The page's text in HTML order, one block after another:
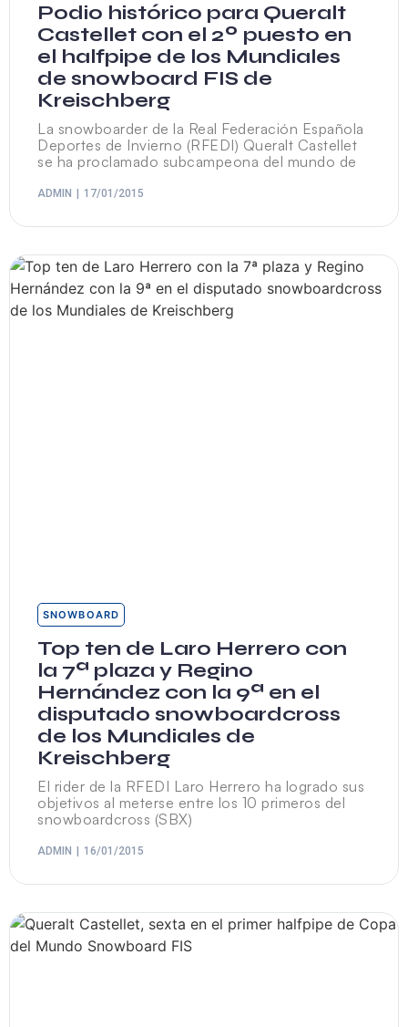
Podio histórico para Queralt
Castellet con el 2º puesto en
el halfpipe de los Mundiales
de snowboard FIS de
Kreischberg
La snowboarder de la Real Federación Española
Deportes de Invierno (RFEDI) Queralt Castellet
se ha proclamado subcampeona del mundo de
ADMIN 17/01/2015
SNOWBOARD
Top ten de Laro Herrero con
la 7ª plaza y Regino
Hernández con la 9ª en el
disputado snowboardcross
de los Mundiales de
Kreischberg
El rider de la RFEDI Laro Herrero ha logrado sus
objetivos al meterse entre los 10 primeros del
snowboardcross (SBX)
ADMIN 16/01/2015